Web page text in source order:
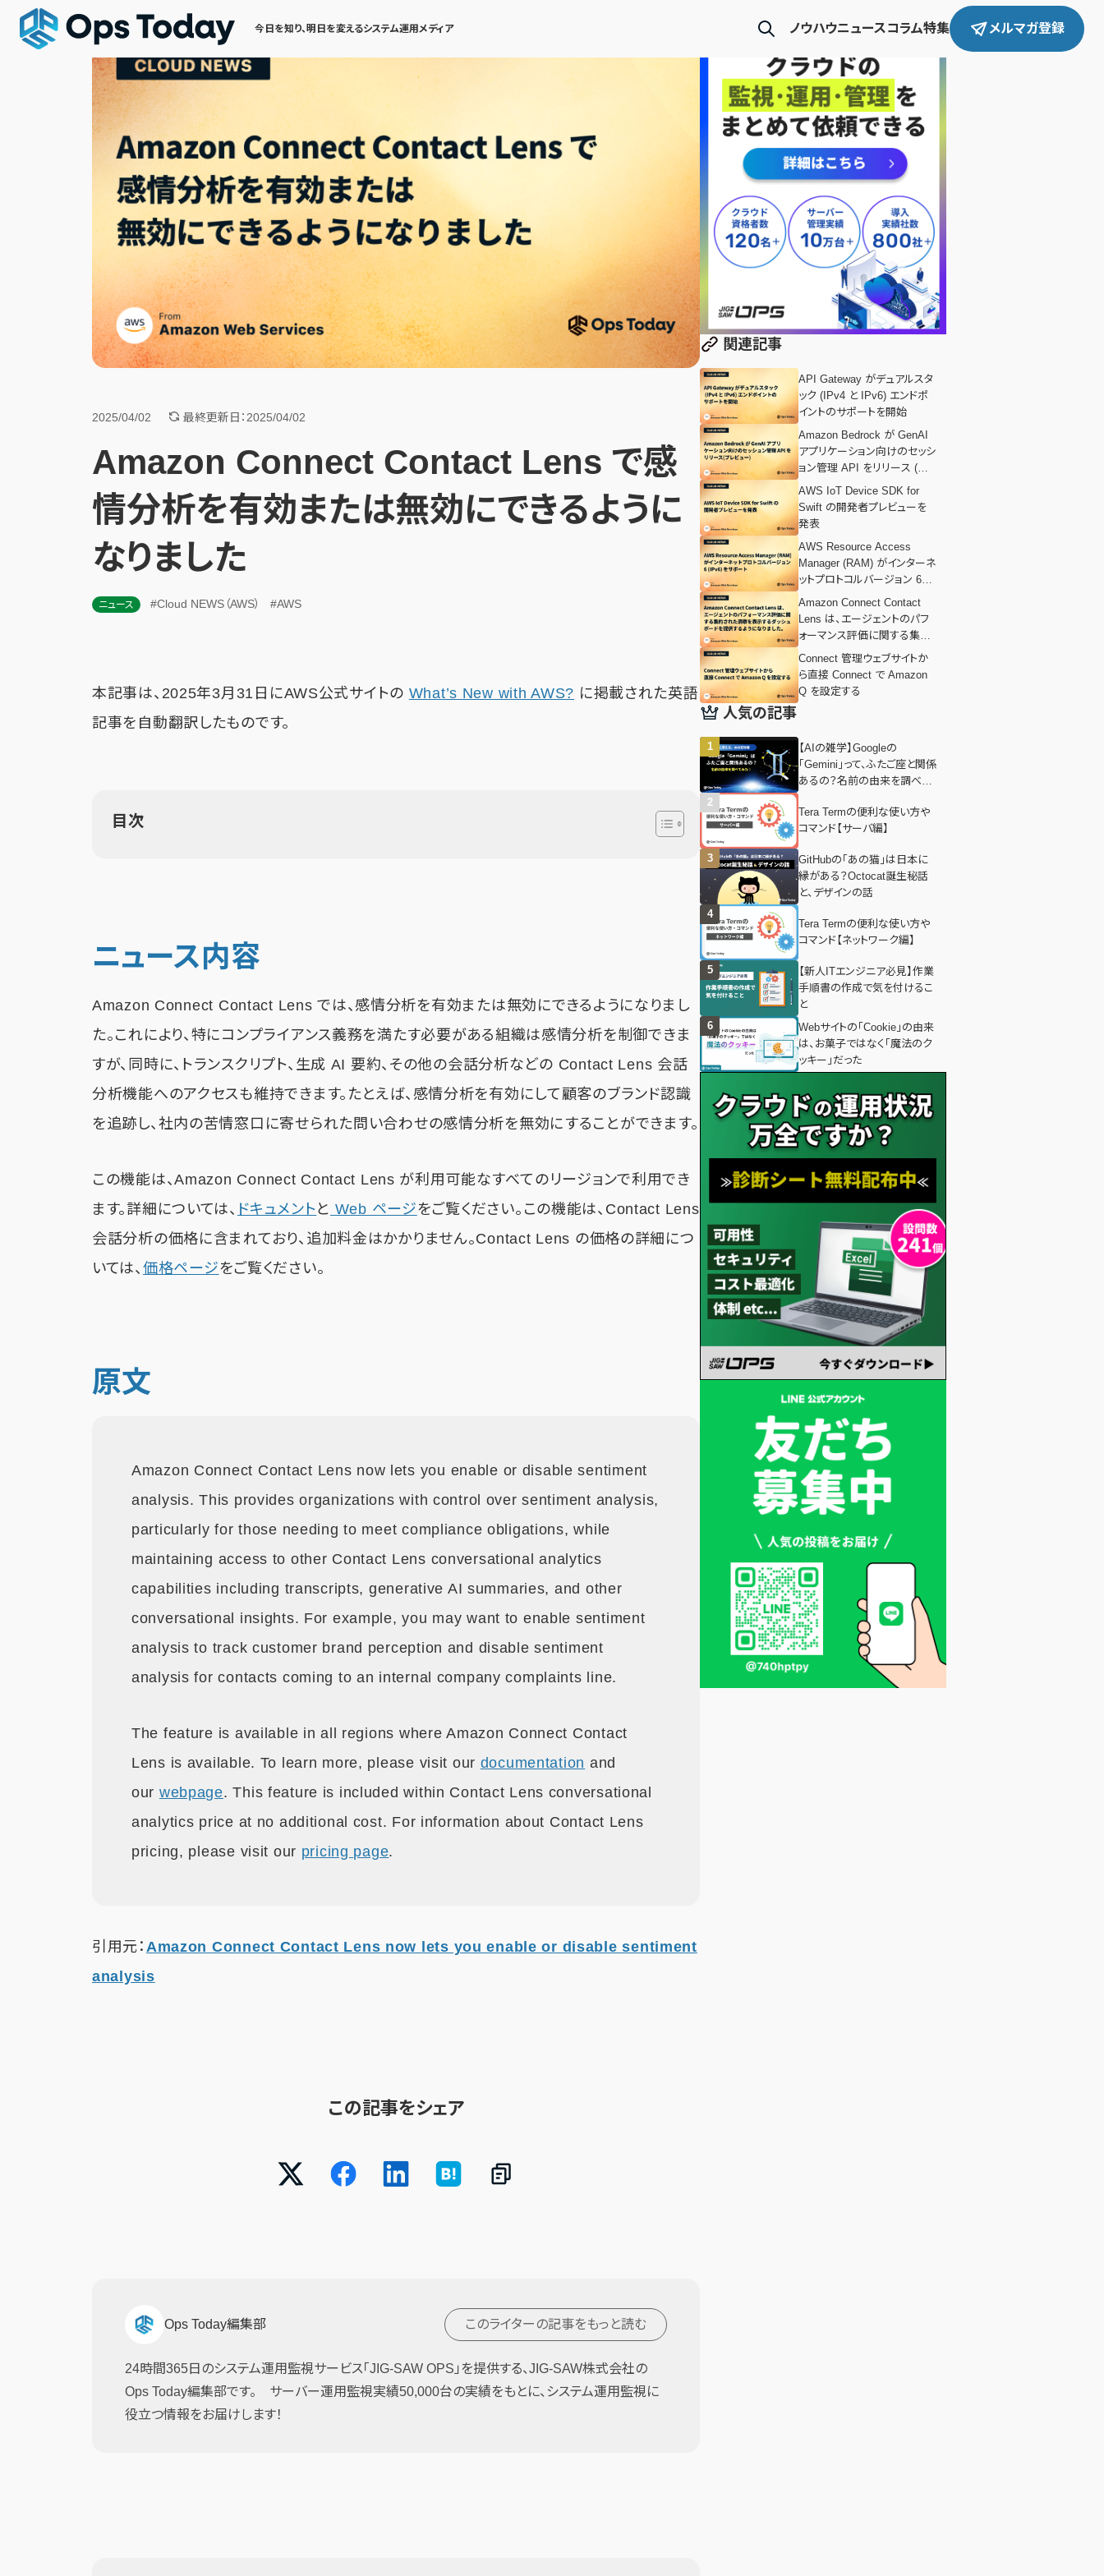
今日を知り、明日を変えるシステム運用メディア ノウハウニュースコラム特集 メルマガ登録
2025/04/02 最終更新日：2025/04/02
Amazon Connect Contact Lens で感
情分析を有効または無効にできるように
なりました
ニュース #Cloud NEWS（AWS） #AWS
本記事は、2025年3月31日にAWS公式サイトの What’s New with AWS? に掲載された英語
記事を自動翻訳したものです。
目次
ニュース内容
Amazon Connect Contact Lens では、感情分析を有効または無効にできるようになりまし
た。これにより、特にコンプライアンス義務を満たす必要がある組織は感情分析を制御できま
すが、同時に、トランスクリプト、生成 AI 要約、その他の会話分析などの Contact Lens 会話
分析機能へのアクセスも維持できます。たとえば、感情分析を有効にして顧客のブランド認識
を追跡し、社内の苦情窓口に寄せられた問い合わせの感情分析を無効にすることができます。
この機能は、Amazon Connect Contact Lens が利用可能なすべてのリージョンで利用でき
ます。詳細については、 ドキュメント と Web ページをご覧ください。この機能は、Contact Lens
会話分析の価格に含まれており、追加料金はかかりません。Contact Lens の価格の詳細につ
いては、 価格ページをご覧ください。
原文
Amazon Connect Contact Lens now lets you enable or disable sentiment
analysis. This provides organizations with control over sentiment analysis,
particularly for those needing to meet compliance obligations, while
maintaining access to other Contact Lens conversational analytics
capabilities including transcripts, generative AI summaries, and other
conversational insights. For example, you may want to enable sentiment
analysis to track customer brand perception and disable sentiment
analysis for contacts coming to an internal company complaints line.
The feature is available in all regions where Amazon Connect Contact
Lens is available. To learn more, please visit our documentation and
our webpage. This feature is included within Contact Lens conversational
analytics price at no additional cost. For information about Contact Lens
pricing, please visit our pricing page.
引用元： Amazon Connect Contact Lens now lets you enable or disable sentiment
analysis
この記事をシェア
Ops Today編集部 このライターの記事をもっと読む
24時間365日のシステム運用監視サービス「JIG-SAW OPS」を提供する、JIG-SAW株式会社の
Ops Today編集部です。 サーバー運用監視実績50,000台の実績をもとに、システム運用監視に
役立つ情報をお届けします！
関連記事
API Gateway がデュアルスタ
ック (IPv4 と IPv6) エンドポ
イントのサポートを開始
Amazon Bedrock が GenAI
アプリケーション向けのセッシ
ョン管理 API をリリース (プレ
ビュー)
AWS IoT Device SDK for
Swift の開発者プレビューを
発表
AWS Resource Access
Manager (RAM) がインターネ
ットプロトコルバージョン 6
(IPv6) をサポート
Amazon Connect Contact
Lens は、エージェントのパフ
ォーマンス評価に関する集約
された洞察を表示するダッシ
ュボードを提供するようになり
ました。
Connect 管理ウェブサイトか
ら直接 Connect で Amazon
Q を設定する
人気の記事
【AIの雑学】Googleの
「Gemini」って、ふたご座と関係
あるの？名前の由来を調べて
Tera Termの便利な使い方や
コマンド【サーバ編】
GitHubの「あの猫」は日本に
縁がある？Octocat誕生秘話
と、デザインの話
Tera Termの便利な使い方や
コマンド【ネットワーク編】
【新人ITエンジニア必見】作業
手順書の作成で気を付けるこ
と
Webサイトの「Cookie」の由来
は、お菓子ではなく「魔法のク
ッキー」だった